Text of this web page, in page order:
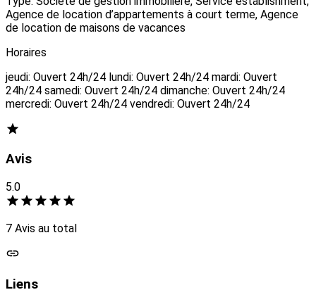
Agence de location d’appartements à court terme, Agence
de location de maisons de vacances
Horaires
jeudi: Ouvert 24h/24 lundi: Ouvert 24h/24 mardi: Ouvert
24h/24 samedi: Ouvert 24h/24 dimanche: Ouvert 24h/24
mercredi: Ouvert 24h/24 vendredi: Ouvert 24h/24
Avis
5.0
7 Avis au total
Liens